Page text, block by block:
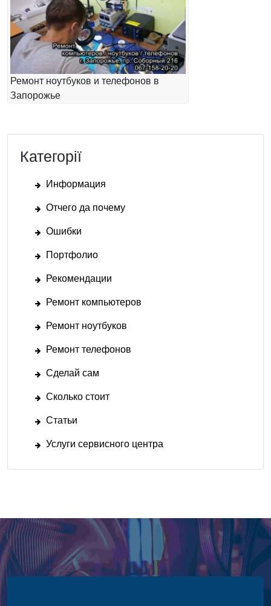
Ремонт ноутбуков и телефонов в
Запорожье
Категорії
Информация
Отчего да почему
Ошибки
Портфолио
Рекомендации
Ремонт компьютеров
Ремонт ноутбуков
Ремонт телефонов
Сделай сам
Сколько стоит
Статьи
Услуги сервисного центра